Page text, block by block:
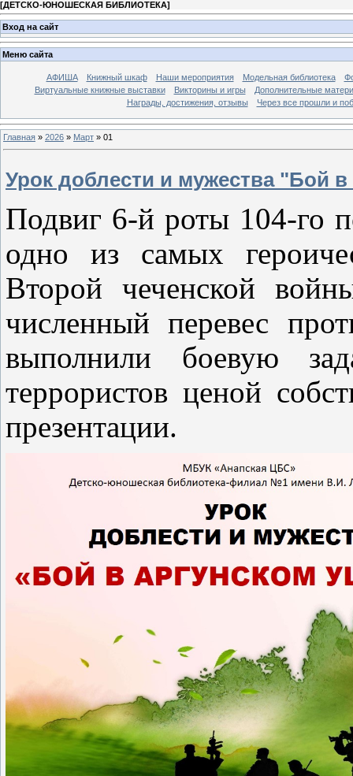
[ДЕТСКО-ЮНОШЕСКАЯ БИБЛИОТЕКА]
Вход на сайт
Меню сайта
АФИША Книжный шкаф Наши мероприятия Модельная библиотека
Виртуальные книжные выставки
Викторины и игры
Дополнительные
Награды, достижения, отзывы
Через все прошли и
Главная » 2026 » Март » 01
Урок доблести и мужества "Бой
Подвиг 6-й роты 104-го
одно из самых
Второй чеченской
численный перевес
выполнили боевую
террористов ценой
презентации.